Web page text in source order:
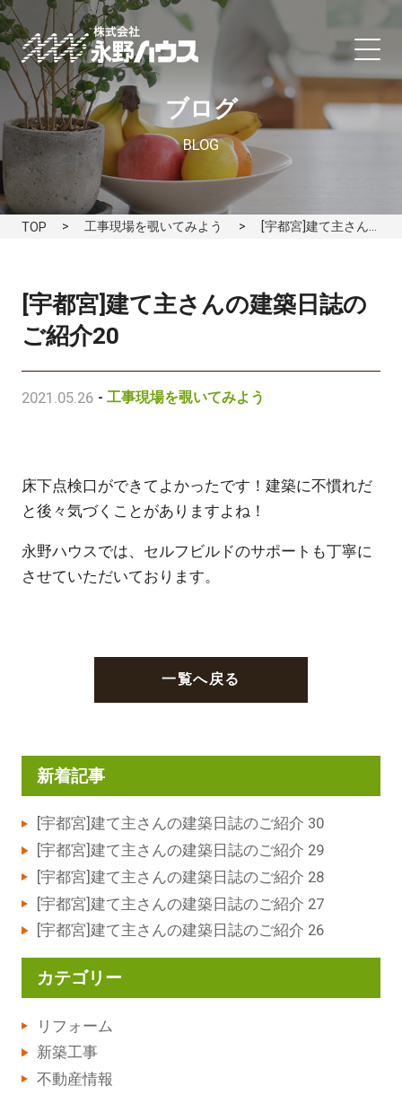
ブログ
BLOG
TOP 工事現場を覗いてみよう [宇都宮]建て主さんの建築日誌のご紹介20
[宇都宮]建て主さんの建築日誌の
ご紹介20
2021.05.26 - 工事現場を覗いてみよう
床下点検口ができてよかったです！建築に不慣れだ
と後々気づくことがありますよね！
永野ハウスでは、セルフビルドのサポートも丁寧に
させていただいております。
一覧へ戻る
新着記事
[宇都宮]建て主さんの建築日誌のご紹介 30
[宇都宮]建て主さんの建築日誌のご紹介 29
[宇都宮]建て主さんの建築日誌のご紹介 28
[宇都宮]建て主さんの建築日誌のご紹介 27
[宇都宮]建て主さんの建築日誌のご紹介 26
カテゴリー
リフォーム
新築工事
不動産情報